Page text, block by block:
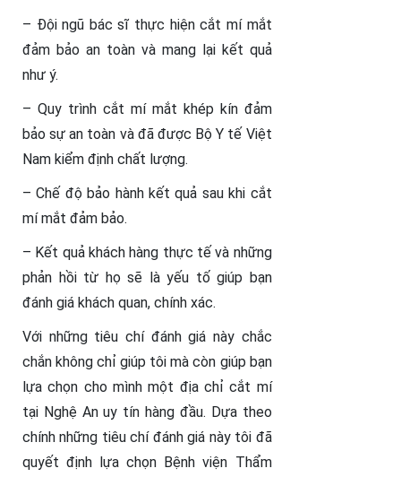
– Đội ngũ bác sĩ thực hiện cắt mí mắt
đảm bảo an toàn và mang lại kết quả
như ý.
– Quy trình cắt mí mắt khép kín đảm
bảo sự an toàn và đã được Bộ Y tế Việt
Nam kiểm định chất lượng.
– Chế độ bảo hành kết quả sau khi cắt
mí mắt đảm bảo.
– Kết quả khách hàng thực tế và những
phản hồi từ họ sẽ là yếu tố giúp bạn
đánh giá khách quan, chính xác.
Với những tiêu chí đánh giá này chắc
chắn không chỉ giúp tôi mà còn giúp bạn
lựa chọn cho mình một địa chỉ cắt mí
tại Nghệ An uy tín hàng đầu. Dựa theo
chính những tiêu chí đánh giá này tôi đã
quyết định lựa chọn Bệnh viện Thẩm